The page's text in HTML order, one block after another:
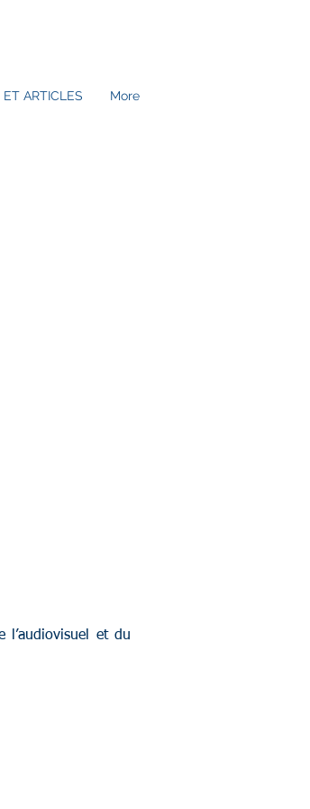
ARTICLES More
l’audiovisuel et du